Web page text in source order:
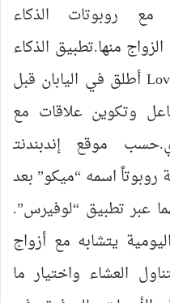
مع روبوتات الذكاء
منها.تطبيق الذكاء
الاصطناعي “لوفيرس” Loverse.ai أطلق في اليابان قبل
وتكوين علاقات مع
موقع إندبندنتـ
شيهارو شيمودا 52 سنة روبوتاً اسمه “ميكو” بعد
عبر تطبيق “لوفيرس”.
يتشابه مع أزواج
العشاء واختيار ما